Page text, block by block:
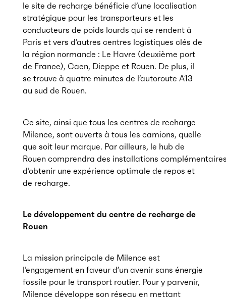
le site de recharge bénéficie d’une localisation
stratégique pour les transporteurs et les
conducteurs de poids lourds qui se rendent à
Paris et vers d’autres centres logistiques clés de
la région normande : Le Havre (deuxième port
de France), Caen, Dieppe et Rouen. De plus, il
se trouve à quatre minutes de l’autoroute A13
au sud de Rouen.
Ce site, ainsi que tous les centres de recharge
Milence, sont ouverts à tous les camions, quelle
que soit leur marque. Par ailleurs, le hub de
Rouen comprendra des installations
d’obtenir une expérience optimale de repos et
de recharge.
Le développement du centre de recharge de
Rouen
La mission principale de Milence est
l’engagement en faveur d’un avenir sans énergie
fossile pour le transport routier. Pour y parvenir,
Milence développe son réseau en mettant